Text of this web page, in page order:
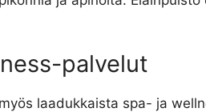
palvelut
laadukkaista spa- ja